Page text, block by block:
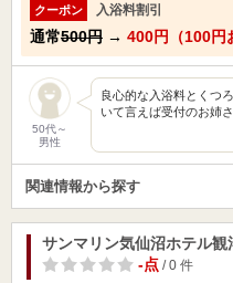
クーポン 入浴料割引
通常500円 → 400円（100円
50代～
男性
良心的な入浴料とくつ
いて言えば受付のお姉
関連情報から探す
サンマリン気仙沼ホテル観
-点/ 0 件